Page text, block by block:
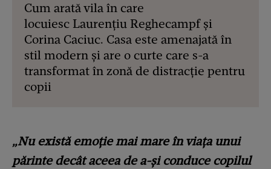
Cum arată vila în care
locuiesc Laurențiu Reghecampf și
Corina Caciuc. Casa este amenajată în
stil modern și are o curte care s-a
transformat în zonă de distracție pentru
copii
„Nu există emoție mai mare în viața unui
părinte decât aceea de a-și conduce copilul